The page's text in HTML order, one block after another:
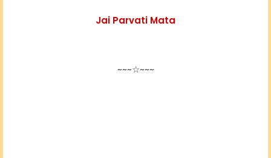
Jai Parvati Mata
~~~☆~~~